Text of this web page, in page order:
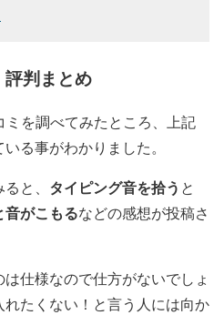
評判まとめ
ミを調べてみたところ、上記
る事がわかりました。
と、 タイピング音を拾う と
がこもるなどの感想が投稿さ
仕様なので仕方がないでしょ
たくない！と言う人には向か